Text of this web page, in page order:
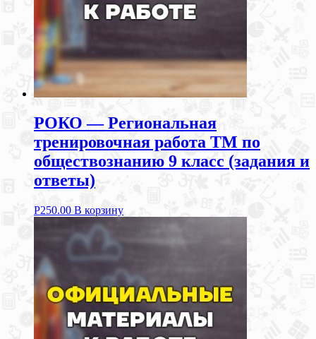
РОКО — Региональная
тренировочная работа ТМ по
обществознанию 9 класс (задания и
ответы)
Р250.00 В корзину